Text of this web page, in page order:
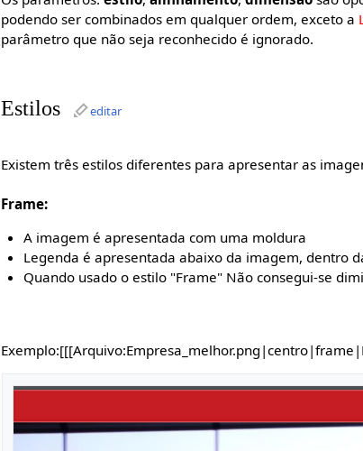
podendo ser combinados em qualquer ordem, exceto a
parâmetro que não seja reconhecido é ignorado.
Estilos editar
Existem três estilos diferentes para apresentar as
Frame:
A imagem é apresentada com uma moldura
Legenda é apresentada abaixo da imagem, dentro
Quando usado o estilo "Frame" Não consegui-se